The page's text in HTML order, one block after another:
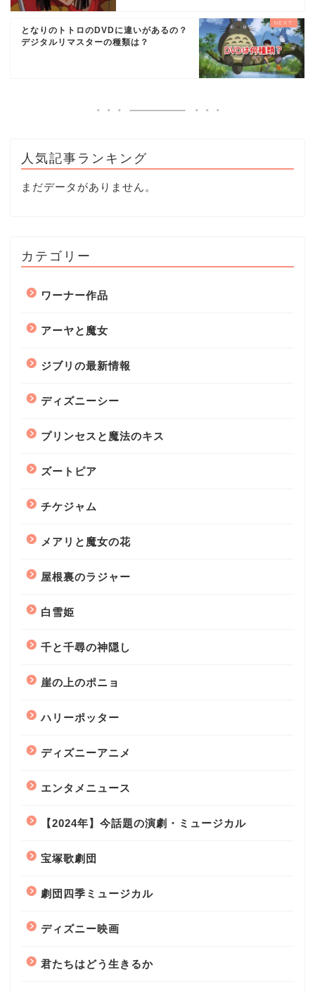
となりのトトロのDVDに違いがあるの？
デジタルリマスターの種類は？
人気記事ランキング
まだデータがありません。
カテゴリー
ワーナー作品
アーヤと魔女
ジブリの最新情報
ディズニーシー
プリンセスと魔法のキス
ズートピア
チケジャム
メアリと魔女の花
屋根裏のラジャー
白雪姫
千と千尋の神隠し
崖の上のポニョ
ハリーポッター
ディズニーアニメ
エンタメニュース
【2024年】今話題の演劇・ミュージカル
宝塚歌劇団
劇団四季ミュージカル
ディズニー映画
君たちはどう生きるか